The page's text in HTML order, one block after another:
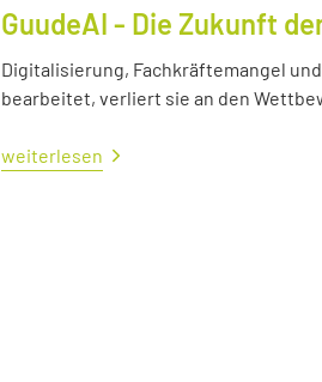
GuudeAI - Die Zukunft
Digitalisierung, Fachkräftemangel
bearbeitet, verliert sie an den
weiterlesen